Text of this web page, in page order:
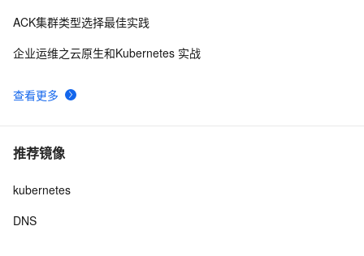
查看更多
ACK集群类型选择最佳实践
企业运维之云原生和Kubernetes 实战
推荐镜像
kubernetes
DNS